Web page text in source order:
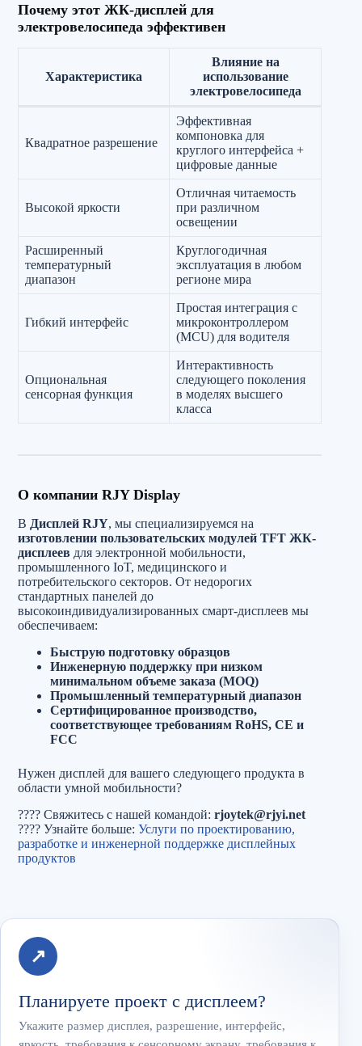
Почему этот ЖК-дисплей для
электровелосипеда эффективен
Характеристика
Влияние на
использование
электровелосипеда
Квадратное разрешение
Эффективная
компоновка для
круглого интерфейса +
цифровые данные
Высокой яркости
Отличная читаемость
при различном
освещении
Расширенный
температурный
диапазон
Круглогодичная
эксплуатация в любом
регионе мира
Гибкий интерфейс
Простая интеграция с
микроконтроллером
(MCU) для водителя
Опциональная
сенсорная функция
Интерактивность
следующего поколения
в моделях высшего
класса
О компании RJY Display
В Дисплей RJY, мы специализируемся на
изготовлении пользовательских модулей TFT ЖК-
дисплеев для электронной мобильности,
промышленного IoT, медицинского и
потребительского секторов. От недорогих
стандартных панелей до
высокоиндивидуализированных смарт-дисплеев мы
обеспечиваем:
Быструю подготовку образцов
Инженерную поддержку при низком
минимальном объеме заказа (MOQ)
Промышленный температурный диапазон
Сертифицированное производство,
соответствующее требованиям RoHS, CE и
FCC
Нужен дисплей для вашего следующего продукта в
области умной мобильности?
???? Свяжитесь с нашей командой: rjoytek@rjyi.net
???? Узнайте больше: Услуги по проектированию,
разработке и инженерной поддержке дисплейных
продуктов
↗
Планируете проект с дисплеем?
Укажите размер дисплея, разрешение, интерфейс,